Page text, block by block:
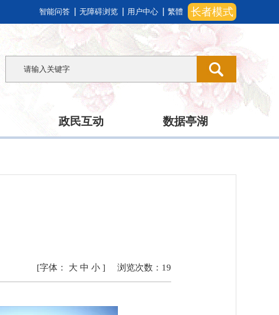
智能问答 无障碍浏览 用户中心 繁體 长者模式
政民互动 数据亭湖
浏览次数： 19
[字体： 大 中 小 ]